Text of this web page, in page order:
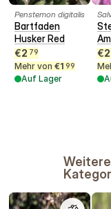
Penstemon digitalis
Bartfaden
Husker Red
€2 79
Mehr von €1 99
Auf Lager
€2